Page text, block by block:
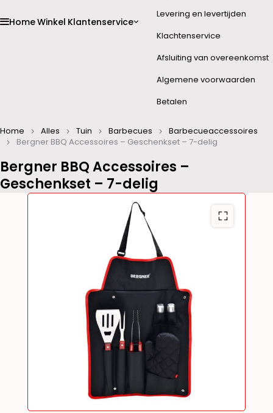
HomeWinkel Klantenservice
Levering en levertijden
Klachtenservice
Afsluiting van overeenkomst
Algemene voorwaarden
Betalen
Bergner BBQ Accessoires –
Geschenkset – 7-delig
Home Alles Tuin Barbecues
Barbecueaccessoires
Bergner BBQ Accessoires – Geschenkset – 7-delig